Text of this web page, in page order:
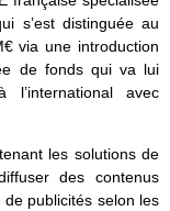
s’est distinguée au
via une introduction
de fonds qui va lui
l’international avec
les solutions de
des contenus
de publicités selon les